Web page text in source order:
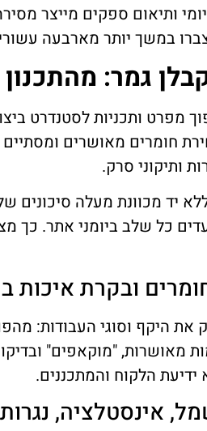
ותיאום ספקים מייצר
במשך יותר מארבעה
גמר:
מפרט ותכניות לסטנדרט
חומרים מאושרים
ותיקוני סרק.
יד מכוונת מעלה
כל שלב ביומני אתר. כך
ובקרת איכות
את היקף וסוגי העבודות:
מאושרות, "מוקאפים"
הלקוח והמתכננים.
אינסטלציה,